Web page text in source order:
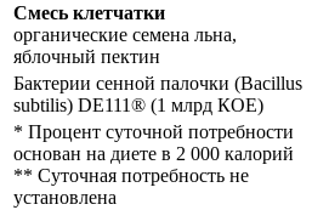
Cмесь клетчатки
органические семена льна,
яблочный пектин
Бактерии сенной палочки (Bacillus
subtilis) DE111® (1 млрд КОЕ)
* Процент суточной потребности
основан на диете в 2 000 калорий
** Суточная потребность не
установлена